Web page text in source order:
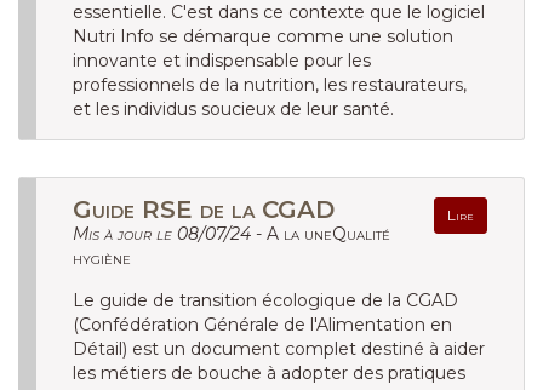
essentielle. C'est dans ce contexte que le logiciel
Nutri Info se démarque comme une solution
innovante et indispensable pour les
professionnels de la nutrition, les restaurateurs,
et les individus soucieux de leur santé.
Guide RSE de la CGAD Lire
Mis à jour le 08/07/24 - A la uneQualité
hygiène
Le guide de transition écologique de la CGAD
(Confédération Générale de l'Alimentation en
Détail) est un document complet destiné à aider
les métiers de bouche à adopter des pratiques